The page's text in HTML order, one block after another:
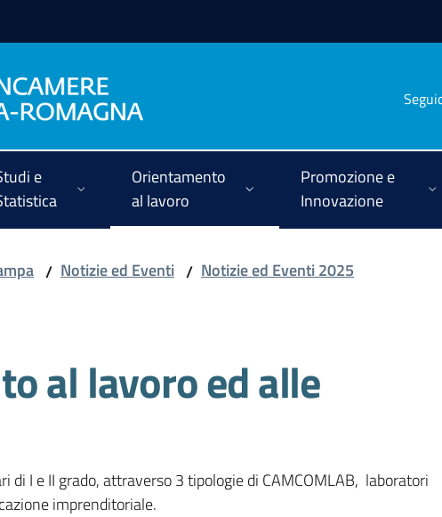
e
Orientamento
al lavoro
Promozione e
Innovazione
/ Notizie ed Eventi / Notizie ed Eventi 2025
al lavoro ed alle
di I e II grado, attraverso 3 tipologie di CAMCOMLAB,  laboratori
imprenditoriale.